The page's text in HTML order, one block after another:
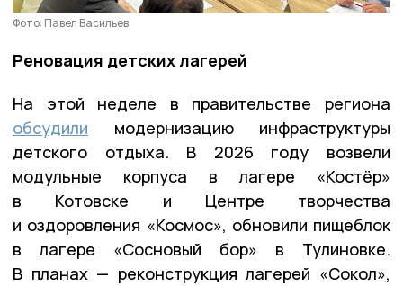
Фото: Павел Васильев
Реновация детских лагерей
На этой неделе в правительстве региона
обсудили модернизацию инфраструктуры
детского отдыха. В 2026 году возвели
модульные корпуса в лагере «Костёр»
в Котовске и Центре творчества
и оздоровления «Космос», обновили пищеблок
в лагере «Сосновый бор» в Тулиновке.
В планах — реконструкция лагерей «Сокол»,